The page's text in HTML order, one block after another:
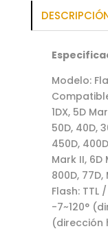
Modelo:
1DX, 5D
50D, 40D,
450D,
Mark II, 6D
800D,
Flash: TTL
-7~120°
(dirección